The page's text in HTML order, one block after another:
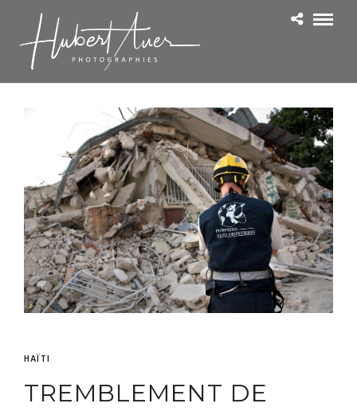
HAÏTI
TREMBLEMENT DE